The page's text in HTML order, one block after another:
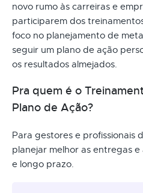
novo rumo às carreiras e
participarem dos
foco no planejamento de
seguir um plano de ação
os resultados almejados.
Pra quem é o
Plano de Ação?
Para gestores e profissionais
planejar melhor as entregas
e longo prazo.